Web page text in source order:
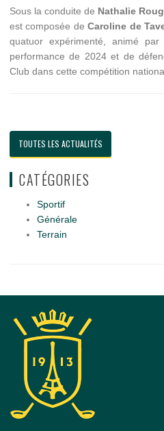
Sous la conduite de Nathalie
est composée deCaroline de
quatuor expérimenté, animé
performance de 2024 et de
Club dans cette compétition
TOUTES LES ACTUALITÉS
CATÉGORIES
Sportif
Générale
Terrain